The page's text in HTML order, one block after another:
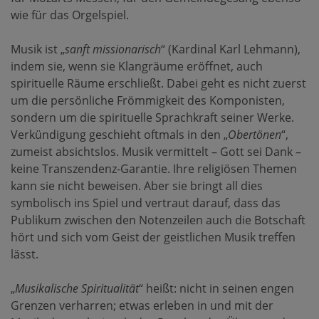
wie für das Orgelspiel.
Musik ist „sanft missionarisch“ (Kardinal Karl Lehmann),
indem sie, wenn sie Klangräume eröffnet, auch
spirituelle Räume erschließt. Dabei geht es nicht zuerst
um die persönliche Frömmigkeit des Komponisten,
sondern um die spirituelle Sprachkraft seiner Werke.
Verkündigung geschieht oftmals in den „Obertönen“,
zumeist absichtslos. Musik vermittelt – Gott sei Dank –
keine Transzendenz-Garantie. Ihre religiösen Themen
kann sie nicht beweisen. Aber sie bringt all dies
symbolisch ins Spiel und vertraut darauf, dass das
Publikum zwischen den Notenzeilen auch die Botschaft
hört und sich vom Geist der geistlichen Musik treffen
lässt.
„Musikalische Spiritualität“ heißt: nicht in seinen engen
Grenzen verharren; etwas erleben in und mit der